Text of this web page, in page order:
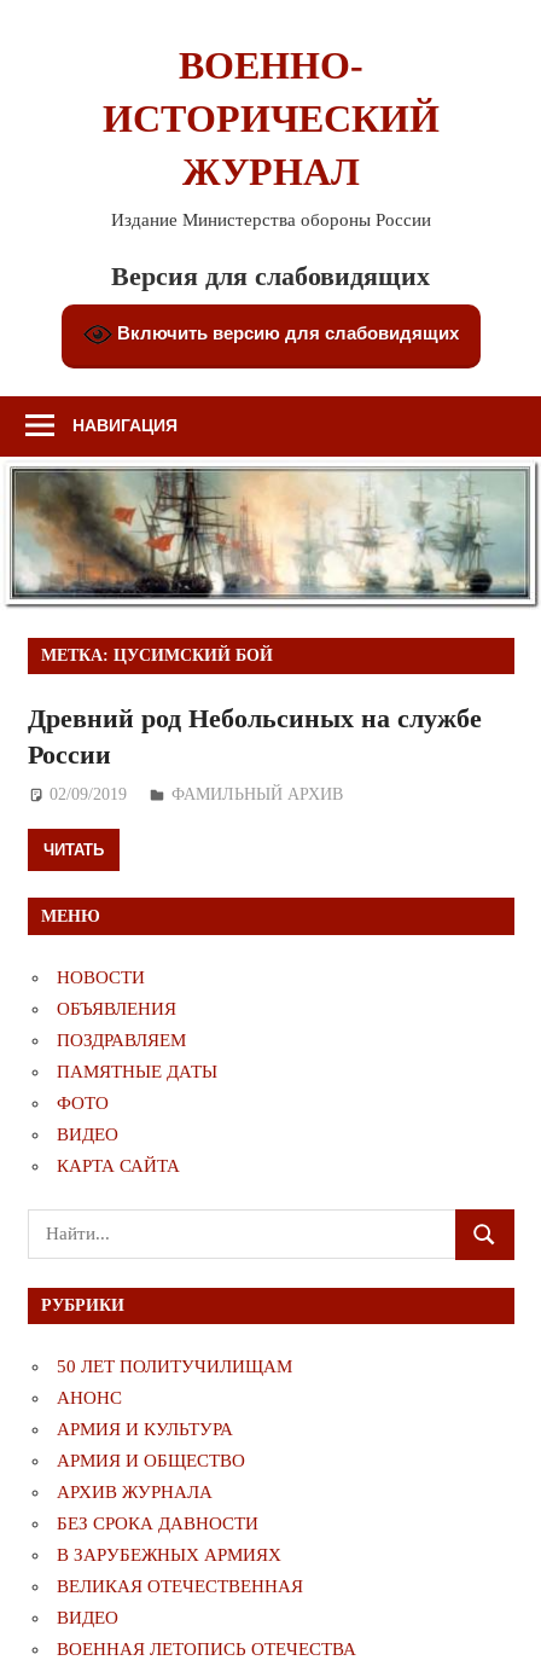
ВОЕННО-
ИСТОРИЧЕСКИЙ
ЖУРНАЛ
Издание Министерства обороны России
Версия для слабовидящих
Включить версию для слабовидящих
НАВИГАЦИЯ
МЕТКА: ЦУСИМСКИЙ БОЙ
Древний род Небольсиных на службе
России
02/09/2019 Дежурный по Редакции
ФАМИЛЬНЫЙ АРХИВ
ЧИТАТЬ
МЕНЮ
НОВОСТИ
ОБЪЯВЛЕНИЯ
ПОЗДРАВЛЯЕМ
ПАМЯТНЫЕ ДАТЫ
ФОТО
ВИДЕО
КАРТА САЙТА
Поиск
для:
ПОИСК
РУБРИКИ
50 ЛЕТ ПОЛИТУЧИЛИЩАМ
АНОНС
АРМИЯ И КУЛЬТУРА
АРМИЯ И ОБЩЕСТВО
АРХИВ ЖУРНАЛА
БЕЗ СРОКА ДАВНОСТИ
В ЗАРУБЕЖНЫХ АРМИЯХ
ВЕЛИКАЯ ОТЕЧЕСТВЕННАЯ
ВИДЕО
ВОЕННАЯ ЛЕТОПИСЬ ОТЕЧЕСТВА